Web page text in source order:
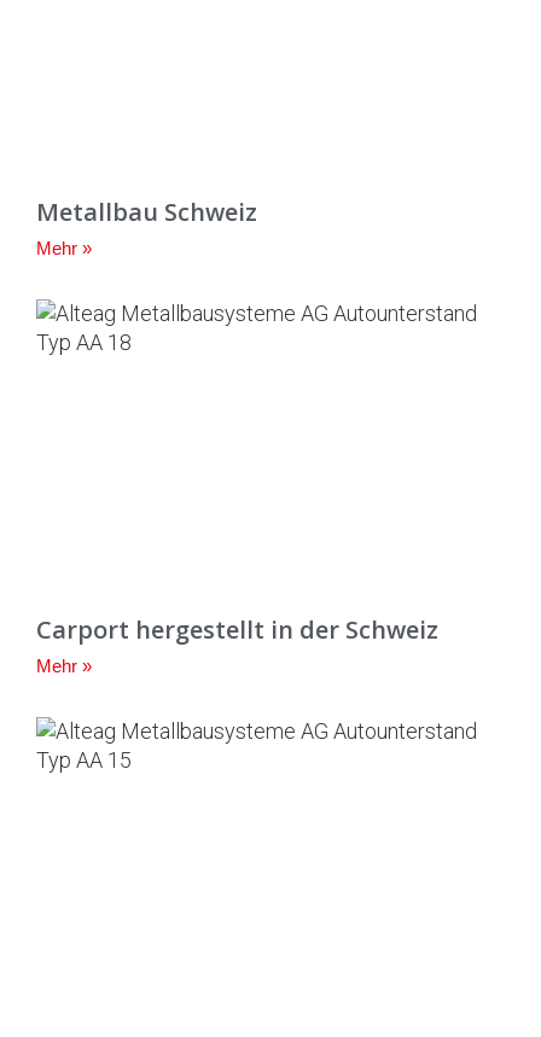
Metallbau Schweiz
Mehr »
Carport hergestellt in der Schweiz
Mehr »